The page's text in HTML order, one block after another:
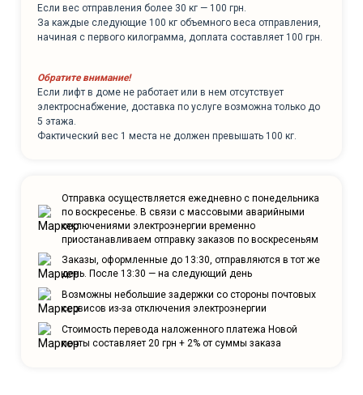
Если вес отправления более 30 кг — 100 грн.
За каждые следующие 100 кг объемного веса отправления,
начиная с первого килограмма, доплата составляет 100 грн.
Обратите внимание!
Если лифт в доме не работает или в нем отсутствует
электроснабжение, доставка по услуге возможна только до
5 этажа.
Фактический вес 1 места не должен превышать 100 кг.
Отправка осуществляется ежедневно с понедельника
по воскресенье. В связи с массовыми аварийными
отключениями электроэнергии временно
приостанавливаем отправку заказов по воскресеньям
Заказы, оформленные до 13:30, отправляются в тот же
день. После 13:30 — на следующий день
Возможны небольшие задержки со стороны почтовых
сервисов из-за отключения электроэнергии
Стоимость перевода наложенного платежа Новой
почты составляет 20 грн + 2% от суммы заказа